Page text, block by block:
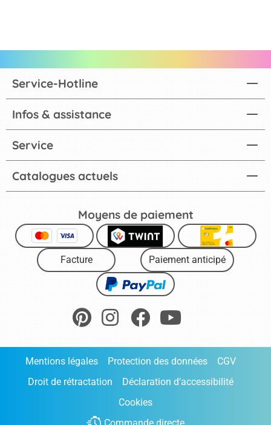
Catalogues actuels
Service-Hotline
Infos & assistance
Service
Moyens de paiement
Facture Paiement anticipé
Mentions légales Protection des données
CGV
Droit de rétractation
Déclaration d’accessibilité
Cookies